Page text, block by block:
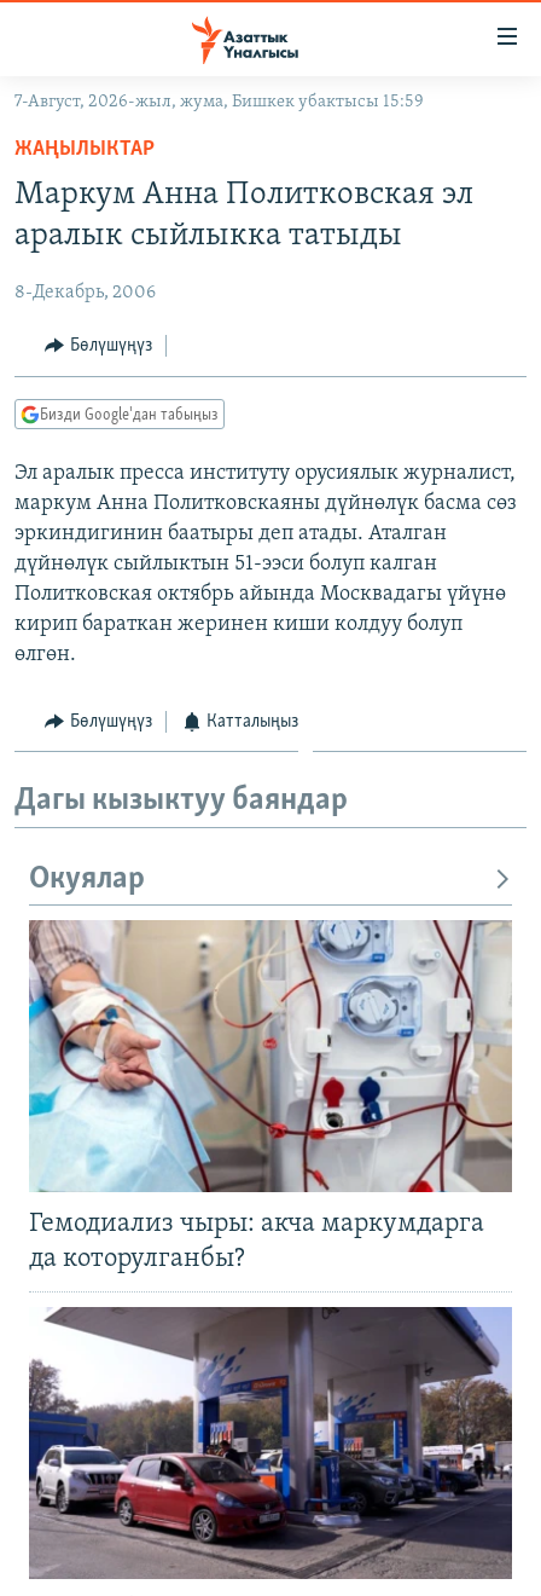
Навигацияга
өтүңүз
Издөөгө
салыңызКЫРГЫЗСТАН
ЭКОНОМИКА
МАДАНИЯТ
ДҮЙНӨ
БОРБОР АЗИЯ
УКРАИНА
АТАЙЫН ИЛИКТӨӨ
ТВ ПРОГРАММАЛАР
ЭКСПЕРТТЕР ТАЛДАЙТ
БИЗ ЖАНА ДҮЙНӨ
ДАНИСТЕ
ЭЖЕ-СИҢДИЛЕР
АЗАТТЫК+
ЫҢГАЙСЫЗ СУРООЛОР
ӨЗГӨЧӨ ПИКИР
Русский
ОНЛАЙН ШЕРИНЕ
ЭЕ/АРнун бардык сайттары
7-Август, 2026-жыл, жума, Бишкек убактысы 15:59
ЖАҢЫЛЫКТАР
Маркум Анна Политковская эл
аралык сыйлыкка татыды
8-Декабрь, 2006
Бөлүшүңүз
Бизди Google'дан табыңыз
Эл аралык пресса институту орусиялык журналист,
маркум Анна Политковскаяны дүйнөлүк басма сөз
эркиндигинин баатыры деп атады. Аталган
дүйнөлүк сыйлыктын 51-ээси болуп калган
Политковская октябрь айында Москвадагы үйүнө
кирип бараткан жеринен киши колдуу болуп
өлгөн.
Бөлүшүңүз Катталыңыз
Дагы кызыктуу баяндар
Окуялар
Гемодиализ чыры: акча маркумдарга
да которулганбы?